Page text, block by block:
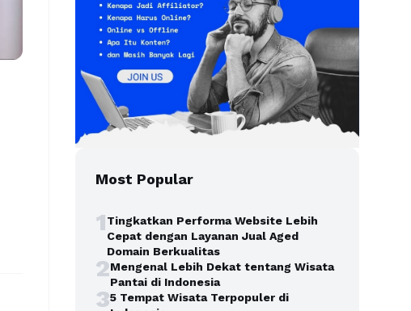
Most Popular
1Tingkatkan Performa Website Lebih
Cepat dengan Layanan Jual Aged
Domain Berkualitas
2Mengenal Lebih Dekat tentang Wisata
Pantai di Indonesia
35 Tempat Wisata Terpopuler di